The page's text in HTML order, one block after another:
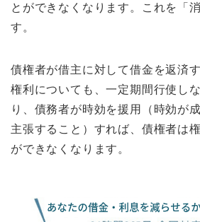
とができなくなります。これを「
す。
債権者が借主に対して借金を返済
権利についても、一定期間行使し
り、債務者が時効を援用（時効が
主張すること）すれば、債権者は
ができなくなります。